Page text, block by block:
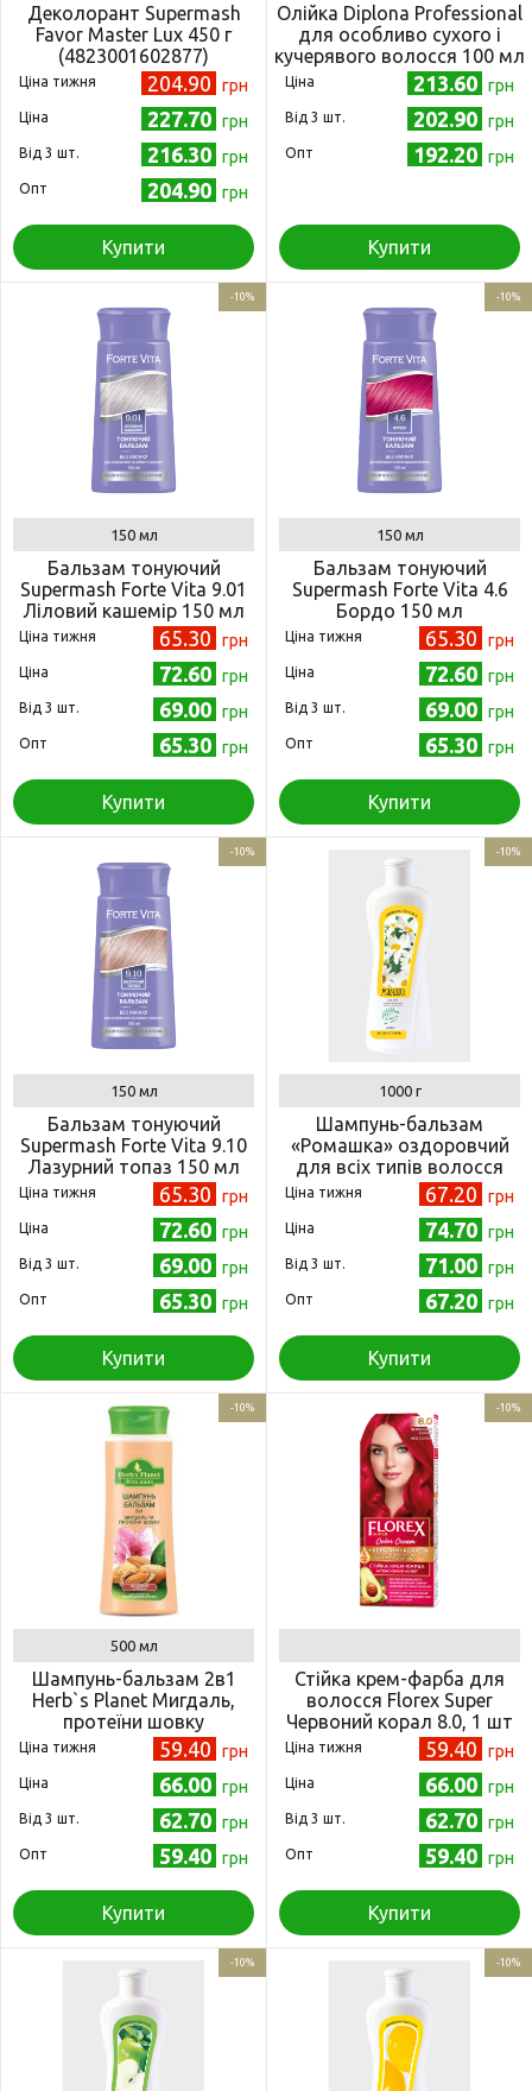
Деколорант Supermash
Favor Master Lux 450 г
(4823001602877)
Ціна тижня 204.90 грн
Ціна 227.70 грн
Від 3 шт. 216.30 грн
Опт 204.90 грн
Купити
Олійка Diplona Professional
для особливо сухого і
кучерявого волосся 100 мл
(4003583179534)
Ціна 213.60 грн
Від 3 шт. 202.90 грн
Опт 192.20 грн
Купити
-10%
150 мл
Бальзам тонуючий
Supermash Forte Vita 9.01
Ліловий кашемір 150 мл
(4823001605168)
Ціна тижня 65.30 грн
Ціна 72.60 грн
Від 3 шт. 69.00 грн
Опт 65.30 грн
Купити
-10%
150 мл
Бальзам тонуючий
Supermash Forte Vita 4.6
Бордо 150 мл
(4823001605106)
Ціна тижня 65.30 грн
Ціна 72.60 грн
Від 3 шт. 69.00 грн
Опт 65.30 грн
Купити
-10%
150 мл
Бальзам тонуючий
Supermash Forte Vita 9.10
Лазурний топаз 150 мл
(4823001605175)
Ціна тижня 65.30 грн
Ціна 72.60 грн
Від 3 шт. 69.00 грн
Опт 65.30 грн
Купити
-10%
1000 г
Шампунь-бальзам
«Ромашка» оздоровчий
для всіх типів волосся
1000 г (4820215052146)
Ціна тижня 67.20 грн
Ціна 74.70 грн
Від 3 шт. 71.00 грн
Опт 67.20 грн
Купити
-10%
500 мл
Шампунь-бальзам 2в1
Herb`s Planet Мигдаль,
протеїни шовку
зволоження та блиск для
сухого волосся 500мл
(4820107500892)
Ціна тижня 59.40 грн
Ціна 66.00 грн
Від 3 шт. 62.70 грн
Опт 59.40 грн
Купити
-10%
Стійка крем-фарба для
волосся Florex Super
Червоний корал 8.0, 1 шт
(4823001602426)
Ціна тижня 59.40 грн
Ціна 66.00 грн
Від 3 шт. 62.70 грн
Опт 59.40 грн
Купити
-10% -10%